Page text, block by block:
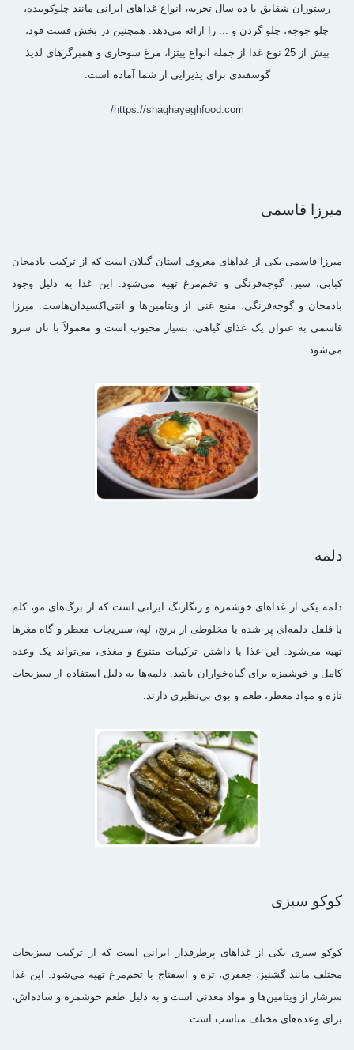
رستوران شقایق با ده سال تجربه، انواع غذاهای ایرانی مانند چلوکوبیده،
چلو جوجه، چلو گردن و ... را ارائه می‌دهد. همچنین در بخش فست فود،
بیش از 25 نوع غذا از جمله انواع پیتزا، مرغ سوخاری و همبرگرهای لذیذ
گوسفندی برای پذیرایی از شما آماده است.
https://shaghayeghfood.com/
میرزا قاسمی
میرزا قاسمی یکی از غذاهای معروف استان گیلان است که از ترکیب بادمجان
کبابی، سیر، گوجه‌فرنگی و تخم‌مرغ تهیه می‌شود. این غذا به دلیل وجود
بادمجان و گوجه‌فرنگی، منبع غنی از ویتامین‌ها و آنتی‌اکسیدان‌هاست. میرزا
قاسمی به عنوان یک غذای گیاهی، بسیار محبوب است و معمولاً با نان سرو
می‌شود.
دلمه
دلمه یکی از غذاهای خوشمزه و رنگارنگ ایرانی است که از برگ‌های مو، کلم
یا فلفل دلمه‌ای پر شده با مخلوطی از برنج، لپه، سبزیجات معطر و گاه مغزها
تهیه می‌شود. این غذا با داشتن ترکیبات متنوع و مغذی، می‌تواند یک وعده
کامل و خوشمزه برای گیاه‌خواران باشد. دلمه‌ها به دلیل استفاده از سبزیجات
تازه و مواد معطر، طعم و بوی بی‌نظیری دارند.
کوکو سبزی
کوکو سبزی یکی از غذاهای پرطرفدار ایرانی است که از ترکیب سبزیجات
مختلف مانند گشنیز، جعفری، تره و اسفناج با تخم‌مرغ تهیه می‌شود. این غذا
سرشار از ویتامین‌ها و مواد معدنی است و به دلیل طعم خوشمزه و ساده‌اش،
برای وعده‌های مختلف مناسب است.